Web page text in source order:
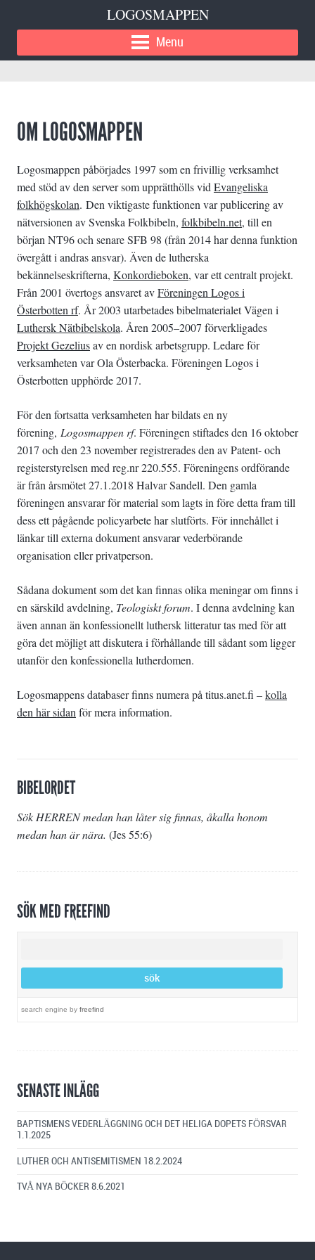
LOGOSMAPPEN
Menu
OM LOGOSMAPPEN
Logosmappen påbörjades 1997 som en frivillig verksamhet
med stöd av den server som upprätthölls vidEvangeliska
folkhögskolan. Den viktigaste funktionen var publicering av
nätversionen av Svenska Folkbibeln, folkbibeln.net, till en
början NT96 och senare SFB 98 (från 2014 har denna funktion
övergått i andras ansvar). Även de lutherska
bekännelseskrifterna, Konkordieboken, var ett centralt projekt.
Från 2001 övertogs ansvaret avFöreningen Logos i
Österbotten rf. År 2003 utarbetades bibelmaterialet Vägen i
Luthersk Nätbibelskola. Åren 2005–2007 förverkligades
Projekt Gezeliusav en nordisk arbetsgrupp. Ledare för
verksamheten var Ola Österbacka. Föreningen Logos i
Österbotten upphörde 2017.
För den fortsatta verksamheten har bildats en ny
förening, Logosmappen rf. Föreningen stiftades den 16 oktober
2017 och den 23 november registrerades den av Patent- och
registerstyrelsen med reg.nr 220.555. Föreningens ordförande
är från årsmötet 27.1.2018 Halvar Sandell. Den gamla
föreningen ansvarar för material som lagts in före detta fram till
dess ett pågående policyarbete har slutförts. För innehållet i
länkar till externa dokument ansvarar vederbörande
organisation eller privatperson.
Sådana dokument som det kan finnas olika meningar om finns i
en särskild avdelning, Teologiskt forum. I denna avdelning kan
även annan än konfessionellt luthersk litteratur tas med för att
göra det möjligt att diskutera i förhållande till sådant som ligger
utanför den konfessionella lutherdomen.
Logosmappens databaser finns numera på titus.anet.fi –kolla
den här sidanför mera information.
BIBELORDET
Sök HERREN medan han låter sig finnas, åkalla honom
medan han är nära. (Jes 55:6)
SÖK MED FREEFIND
search engine by freefind
SENASTE INLÄGG
BAPTISMENS VEDERLÄGGNING OCH DET HELIGA DOPETS FÖRSVAR
1.1.2025
LUTHER OCH ANTISEMITISMEN 18.2.2024
TVÅ NYA BÖCKER 8.6.2021